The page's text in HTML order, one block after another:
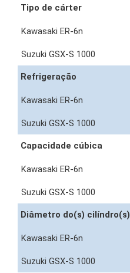
Tipo de cárter
Refrigeração
Capacidade cúbica
Diâmetro do(s) cilíndro(s)